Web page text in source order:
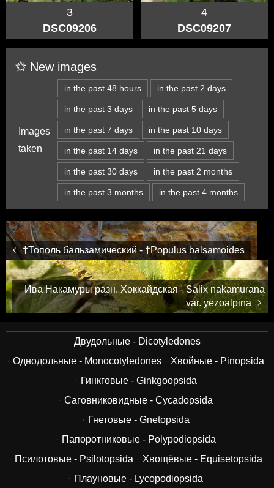
3
DSC09206
4
DSC09207
New images
Images
taken
in the past 48 hours in the past 2 days
in the past 3 days in the past 5 days
in the past 7 days in the past 10 days
in the past 14 days in the past 21 days
in the past 30 days in the past 2 months
in the past 3 months in the past 4 months
†Тополь бальзамический - †Populus balsamoides
Ива Накамуры разн. Хоккайдская - Salix nakamurana
var. yezoalpina
Двудольные - Dicotyledones
Однодольные - Monocotyledones
Хвойные - Pinopsida
Гинкговые - Ginkgoopsida
Саговниковидные - Cycadopsida
Гнетовые - Gnetopsida
Папоротниковые - Polypodiopsida
Псилотовые - Psilotopsida
Хвощёвые - Equisetopsida
Плауновые - Lycopodiopsida